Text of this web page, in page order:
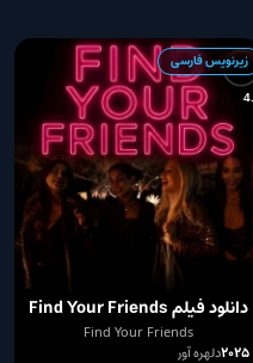
زیرنویس فارسی
دانلود فیلم Find Your Friends
2025
Find Your Friends
2025دلهره آور